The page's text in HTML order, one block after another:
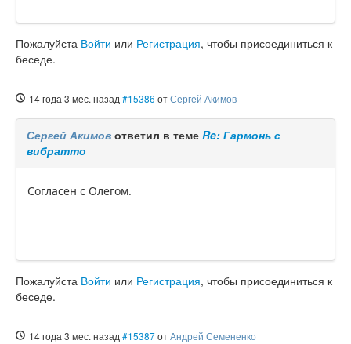
Пожалуйста Войти или Регистрация, чтобы присоединиться к
беседе.
14 года 3 мес. назад #15386 отСергей Акимов
Сергей Акимов ответил в теме Re: Гармонь с
вибратто
Согласен с Олегом.
Пожалуйста Войти или Регистрация, чтобы присоединиться к
беседе.
14 года 3 мес. назад #15387отАндрей Семененко